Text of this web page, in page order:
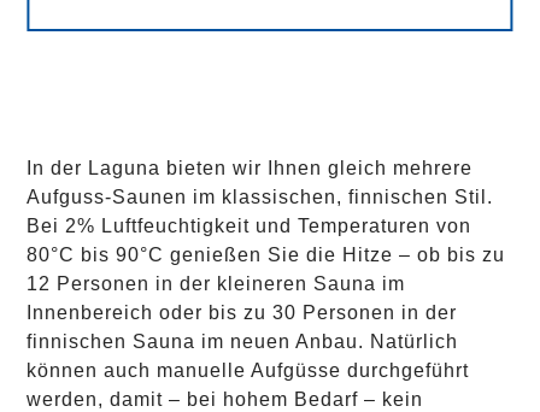
In der Laguna bieten wir Ihnen gleich mehrere
Aufguss-Saunen im klassischen, finnischen Stil.
Bei 2% Luftfeuchtigkeit und Temperaturen von
80°C bis 90°C genießen Sie die Hitze – ob bis zu
12 Personen in der kleineren Sauna im
Innenbereich oder bis zu 30 Personen in der
finnischen Sauna im neuen Anbau. Natürlich
können auch manuelle Aufgüsse durchgeführt
werden, damit – bei hohem Bedarf – kein